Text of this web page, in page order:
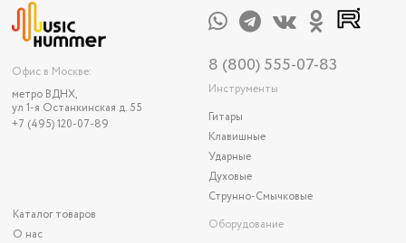
Офис в Москве:
метро ВДНХ,
ул 1-я Останкинская д. 55
+7 (495) 120-07-89
Каталог товаров
О нас
8 (800) 555-07-83
Инструменты
Гитары
Клавишные
Ударные
Духовые
Струнно-Смычковые
Оборудование